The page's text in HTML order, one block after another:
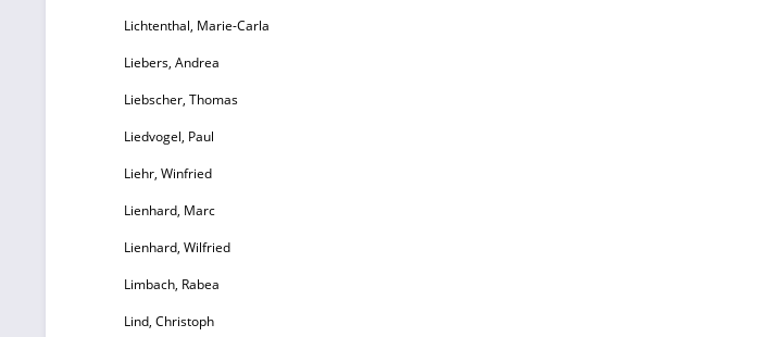
Lichtenthal, Marie-Carla
Liebers, Andrea
Liebscher, Thomas
Liedvogel, Paul
Liehr, Winfried
Lienhard, Marc
Lienhard, Wilfried
Limbach, Rabea
Lind, Christoph